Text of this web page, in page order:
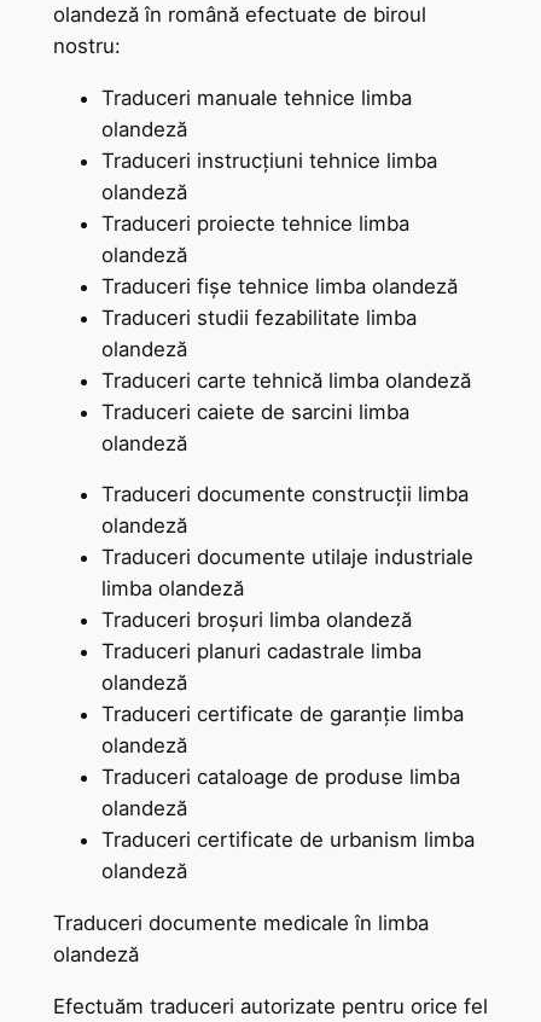
olandeză în română efectuate de biroul
nostru:
Traduceri manuale tehnice limba
olandeză
Traduceri instrucțiuni tehnice limba
olandeză
Traduceri proiecte tehnice limba
olandeză
Traduceri fișe tehnice limba olandeză
Traduceri studii fezabilitate limba
olandeză
Traduceri carte tehnică limba olandeză
Traduceri caiete de sarcini limba
olandeză
Traduceri documente construcții limba
olandeză
Traduceri documente utilaje industriale
limba olandeză
Traduceri broșuri limba olandeză
Traduceri planuri cadastrale limba
olandeză
Traduceri certificate de garanție limba
olandeză
Traduceri cataloage de produse limba
olandeză
Traduceri certificate de urbanism limba
olandeză
Traduceri documente medicale în limba
olandeză
Efectuăm traduceri autorizate pentru orice fel